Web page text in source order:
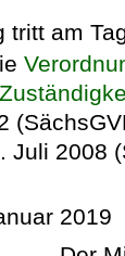
tritt am
Juli 2008
2019